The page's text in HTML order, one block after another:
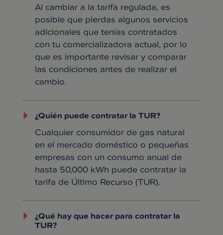
Al cambiar a la tarifa regulada, es
posible que pierdas algunos servicios
adicionales que tenías contratados
con tu comercializadora actual, por lo
que es importante revisar y comparar
las condiciones antes de realizar el
cambio.
¿Quién puede contratar la TUR?
Cualquier consumidor de gas natural
en el mercado doméstico o pequeñas
empresas con un consumo anual de
hasta 50,000 kWh puede contratar la
tarifa de Último Recurso (TUR).
¿Qué hay que hacer para contratar la
TUR?